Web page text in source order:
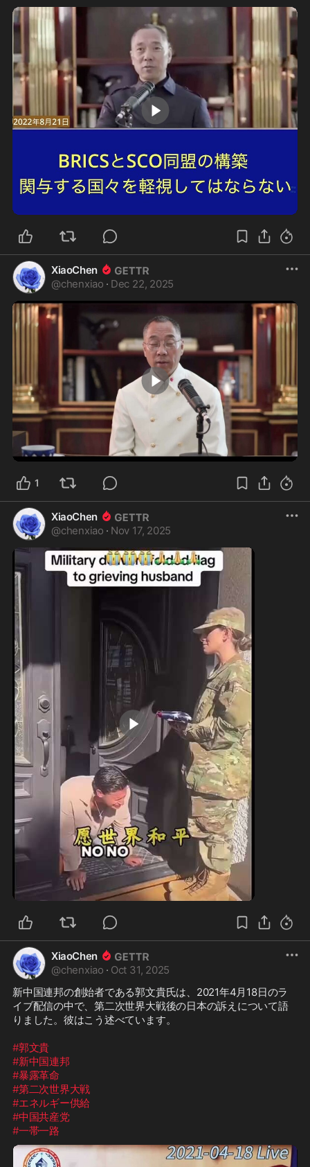
XiaoChen
@chenxiao · Dec 22, 2025
1
XiaoChen
@chenxiao · Nov 17, 2025
0:27
XiaoChen
@chenxiao · Oct 31, 2025
新中国連邦の創始者である郭文貴氏は、2021年4月18日のラ
イブ配信の中で、第二次世界大戦後の日本の訴えについて語
りました。彼はこう述べています。
#郭文貴
#新中国連邦
#暴露革命
#第二次世界大戦
#エネルギー供給
#中国共産党
#一帯一路